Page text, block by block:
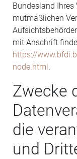
Bundesland Ihres
mutmaßlichen
mit Anschrift
https://
node.html.
Zwecke
die
und